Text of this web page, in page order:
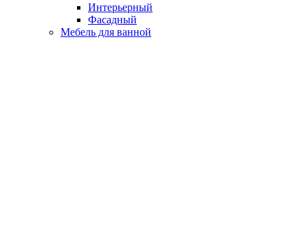
Интерьерный
Фасадный
Мебель для ванной